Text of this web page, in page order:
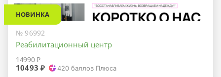
НОВИНКА
№ 96992
Реабилитационный центр
14990 ₽
10493 ₽ 420 баллов Плюса